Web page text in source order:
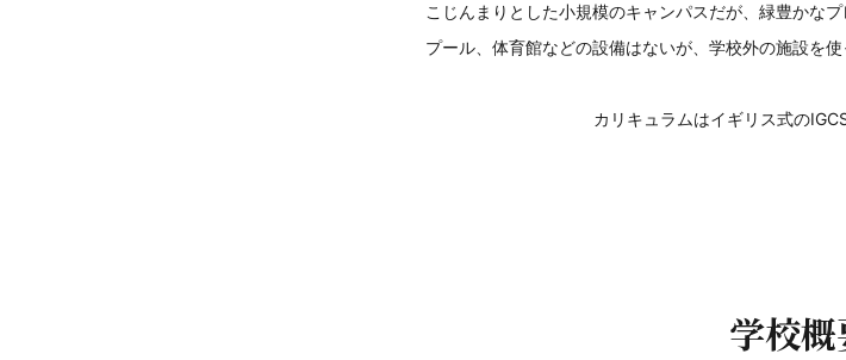
こじんまりとした小規模のキャンパスだが、緑豊かな
プール、体育館などの設備はないが、学校外の施設を
カリキュラムはイギリス式の
学校